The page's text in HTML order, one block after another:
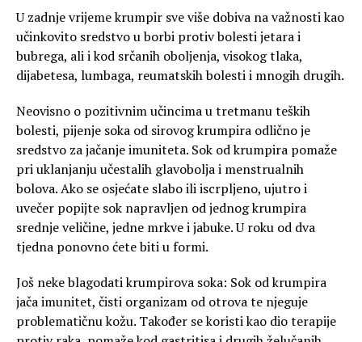
U zadnje vrijeme krumpir sve više dobiva na važnosti kao
učinkovito sredstvo u borbi protiv bolesti jetara i
bubrega, ali i kod srčanih oboljenja, visokog tlaka,
dijabetesa, lumbaga, reumatskih bolesti i mnogih drugih.
Neovisno o pozitivnim učincima u tretmanu teških
bolesti, pijenje soka od sirovog krumpira odlično je
sredstvo za jačanje imuniteta. Sok od krumpira pomaže
pri uklanjanju učestalih glavobolja i menstrualnih
bolova. Ako se osjećate slabo ili iscrpljeno, ujutro i
uvečer popijte sok napravljen od jednog krumpira
srednje veličine, jedne mrkve i jabuke. U roku od dva
tjedna ponovno ćete biti u formi.
Još neke blagodati krumpirova soka: Sok od krumpira
jača imunitet, čisti organizam od otrova te njeguje
problematičnu kožu. Također se koristi kao dio terapije